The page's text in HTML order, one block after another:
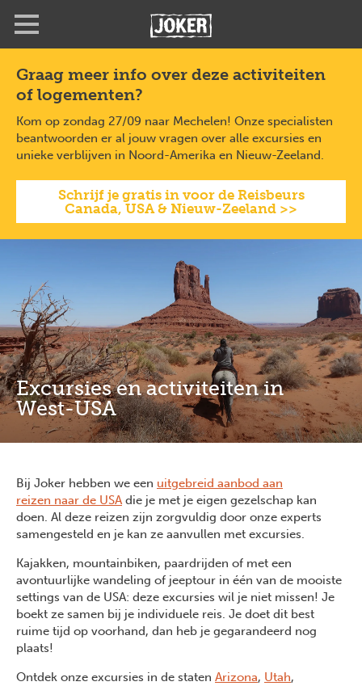
inhoud
gaan
Graag meer info over deze activiteiten
of logementen?
Kom op zondag 27/09 naar Mechelen! Onze specialisten
beantwoorden er al jouw vragen over alle excursies en
unieke verblijven in Noord-Amerika en Nieuw-Zeeland.
Schrijf je gratis in voor de Reisbeurs
Canada, USA & Nieuw-Zeeland >>
Excursies en activiteiten in
West-USA
Bij Joker hebben we een uitgebreid aanbod aan
reizen naar de USAdie je met je eigen gezelschap kan
doen. Al deze reizen zijn zorgvuldig door onze experts
samengesteld en je kan ze aanvullen met excursies.
Kajakken, mountainbiken, paardrijden of met een
avontuurlijke wandeling of jeeptour in één van de mooiste
settings van de USA: deze excursies wil je niet missen! Je
boekt ze samen bij je individuele reis. Je doet dit best
ruime tijd op voorhand, dan heb je gegarandeerd nog
plaats!
Ontdek onze excursies in de staten Arizona, Utah,